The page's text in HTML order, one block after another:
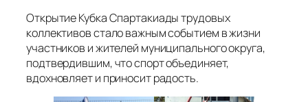
Открытие Кубка Спартакиады трудовых
коллективов стало важным событием в жизни
участников и жителей муниципального округа,
подтвердившим, что спорт объединяет,
вдохновляет и приносит радость.